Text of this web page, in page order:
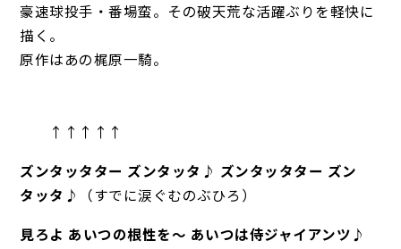
豪速球投手・番場蛮。その破天荒な活躍ぶりを軽快に
描く。
原作はあの梶原一騎。
↑↑↑↑↑
ズンタッタター ズンタッタ♪ ズンタッタター ズン
タッタ♪
（すでに涙ぐむのぶひろ）
見ろよ あいつの根性を～ あいつは侍ジャイアンツ♪